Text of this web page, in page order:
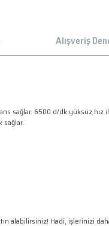
Alışveriş
sağlar. 6500 d/dk yüksüz hız
sağlar.
alabilirsiniz! Hadi, işlerinizi